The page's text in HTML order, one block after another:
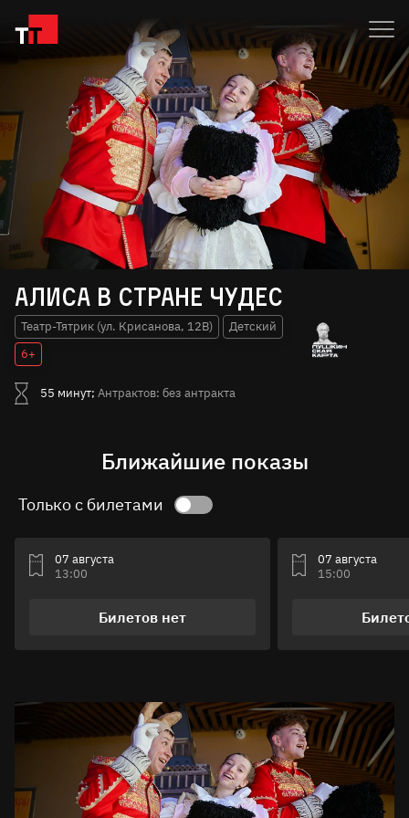
Алиса в стране чудес
Театр-Тятрик (ул. Крисанова, 12В)
Детский
6+
55 минут; Антрактов: без антракта
Ближайшие показы
Только с билетами
07 августа
13:00
Билетов нет
07 августа
15:00